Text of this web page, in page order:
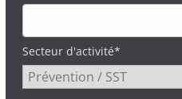
Secteur d'activité*